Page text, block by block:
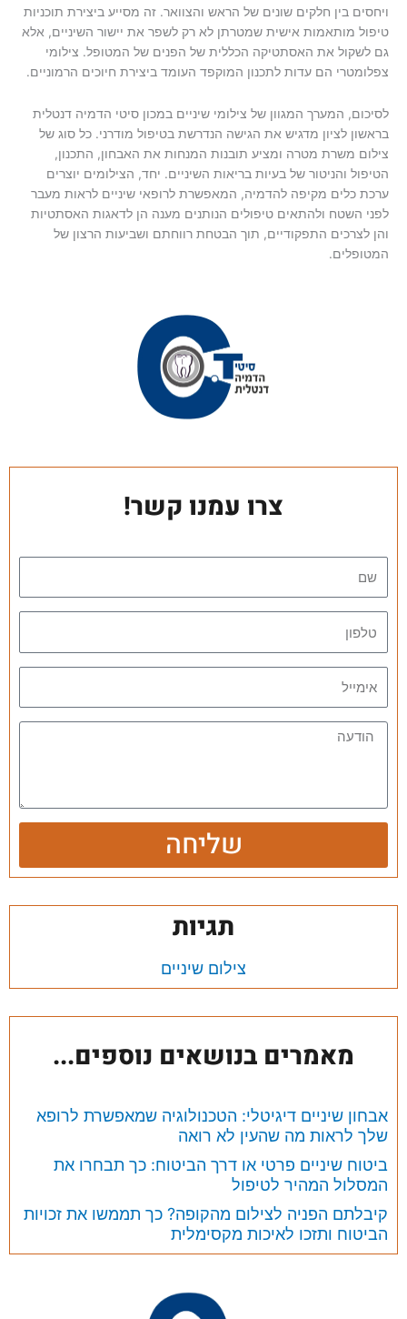
ויחסים בין חלקים שונים של הראש והצוואר. זה מסייע ביצירת תוכניות
טיפול מותאמות אישית שמטרתן לא רק לשפר את יישור השיניים, אלא
גם לשקול את האסתטיקה הכללית של הפנים של המטופל. צילומי
צפלומטרי הם עדות לתכנון המוקפד העומד ביצירת חיוכים הרמוניים.
לסיכום, המערך המגוון של צילומי שיניים במכון סיטי הדמיה דנטלית
בראשון לציון מדגיש את הגישה הנדרשת בטיפול מודרני. כל סוג של
צילום משרת מטרה ומציע תובנות המנחות את האבחון, התכנון,
הטיפול והניטור של בעיות בריאות השיניים. יחד, הצילומים יוצרים
ערכת כלים מקיפה להדמיה, המאפשרת לרופאי שיניים לראות מעבר
לפני השטח ולהתאים טיפולים הנותנים מענה הן לדאגות האסתטיות
והן לצרכים התפקודיים, תוך הבטחת רווחתם ושביעות הרצון של
המטופלים.
צרו עמנו קשר!
שליחה
תגיות
צילום שיניים
מאמרים בנושאים נוספים...
אבחון שיניים דיגיטלי: הטכנולוגיה שמאפשרת לרופא
שלך לראות מה שהעין לא רואה
ביטוח שיניים פרטי או דרך הביטוח: כך תבחרו את
המסלול המהיר לטיפול
קיבלתם הפניה לצילום מהקופה? כך תממשו את זכויות
הביטוח ותזכו לאיכות מקסימלית